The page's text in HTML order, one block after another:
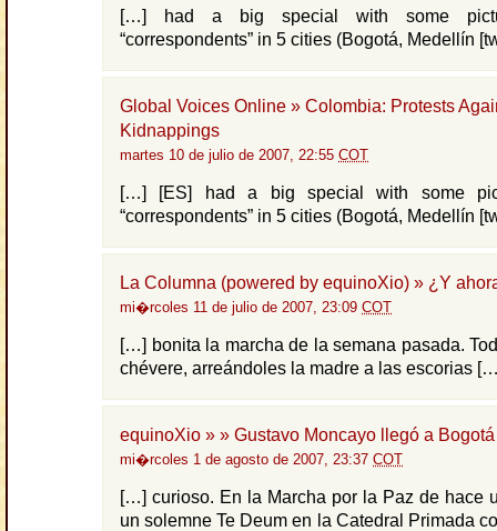
[…] had a big special with some
“correspondents” in 5 cities (Bogotá, Medellín
Global Voices Online » Colombia: Protests
Kidnappings
martes 10 de julio de 2007, 22:55 COT
[…] [ES] had a big special with some
“correspondents” in 5 cities (Bogotá, Medellín
La Columna (powered by equinoXio) » ¿Y
mi�rcoles 11 de julio de 2007, 23:09 COT
[…] bonita la marcha de la semana pasada.
chévere, arreándoles la madre a las escorias
equinoXio » » Gustavo Moncayo llegó a Bogotá
mi�rcoles 1 de agosto de 2007, 23:37 COT
[…] curioso. En la Marcha por la Paz de hace
un solemne Te Deum en la Catedral Primada